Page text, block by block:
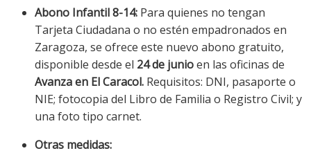
Abono Infantil 8-14: Para quienes no tengan
Tarjeta Ciudadana o no estén empadronados en
Zaragoza, se ofrece este nuevo abono gratuito,
disponible desde el 24 de junioen las oficinas de
Avanza en El Caracol. Requisitos: DNI, pasaporte o
NIE; fotocopia del Libro de Familia o Registro Civil; y
una foto tipo carnet.
Otras medidas: